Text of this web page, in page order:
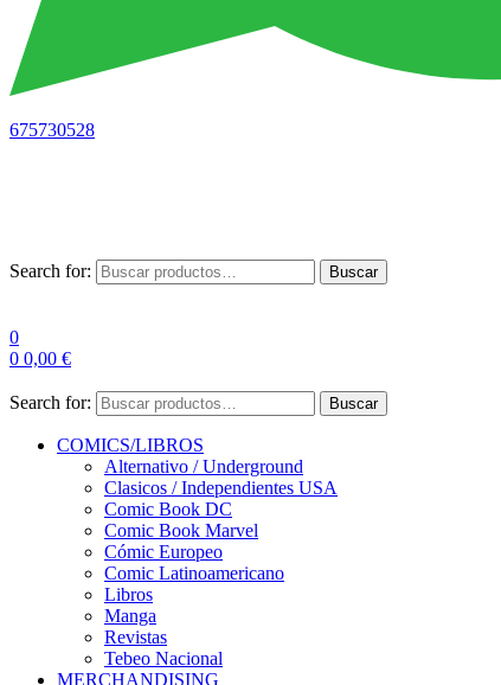
675730528
Search for: Buscar
0
0 0,00 €
Search for: Buscar
COMICS/LIBROS
Alternativo / Underground
Clasicos / Independientes USA
Comic Book DC
Comic Book Marvel
Cómic Europeo
Comic Latinoamericano
Libros
Manga
Revistas
Tebeo Nacional
MERCHANDISING